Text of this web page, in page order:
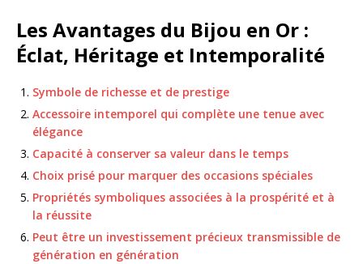
Les Avantages du Bijou en Or :
Éclat, Héritage et Intemporalité
Symbole de richesse et de prestige
Accessoire intemporel qui complète une tenue avec
élégance
Capacité à conserver sa valeur dans le temps
Choix prisé pour marquer des occasions spéciales
Propriétés symboliques associées à la prospérité et à
la réussite
Peut être un investissement précieux transmissible de
génération en génération